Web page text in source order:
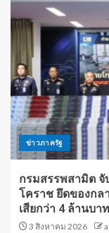
ข่าวภาครัฐ
กรมสรรพสามิต จั
โคราช ยึดของกล
เสียกว่า 4 ล้านบาท
3 สิงหาคม 2026